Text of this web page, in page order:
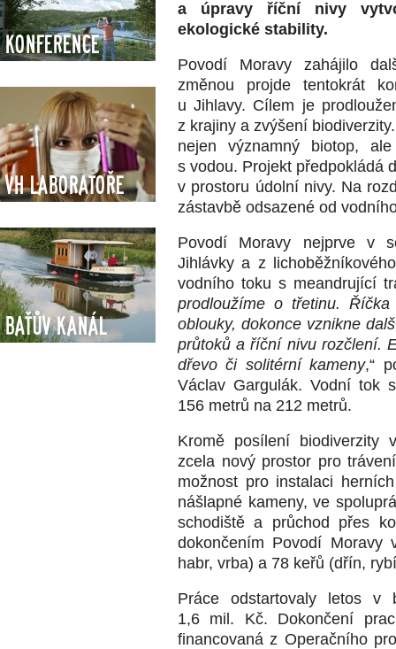
Konference
VH Laboratoře
Baťův kanál
a úpravy říční nivy
ekologické stability.
Povodí Moravy zahájilo
změnou projde tentokrát
u Jihlavy. Cílem je
z krajiny a zvýšení
nejen významný biotop,
s vodou. Projekt předpokládá
v prostoru údolní nivy. Na
zástavbě odsazené od
Povodí Moravy nejprve v
Jihlávky a z
vodního toku s meandrující
prodloužíme o třetinu.
oblouky, dokonce vznikne
průtoků a říční nivu rozčlení.
dřevo či solitérní kameny,“
Václav Gargulák. Vodní tok
156 metrů na 212 metrů.
Kromě posílení biodiverzity
zcela nový prostor pro
možnost pro instalaci
nášlapné kameny, ve
schodiště a průchod přes
dokončením Povodí
habr, vrba) a 78 keřů (dřín,
Práce odstartovaly letos
1,6 mil. Kč. Dokončení
financovaná z Operačního